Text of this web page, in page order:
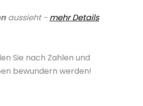
aussieht - mehr Details
Sie nach Zahlen und
bewundern werden!